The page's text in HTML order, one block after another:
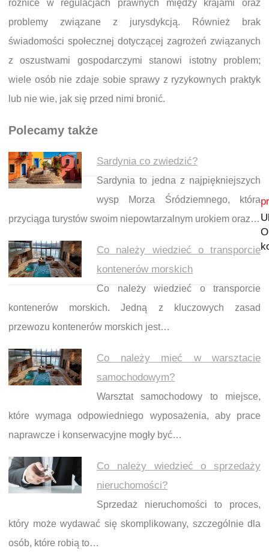
różnice w regulacjach prawnych między krajami oraz
problemy związane z jurysdykcją. Również brak
świadomości społecznej dotyczącej zagrożeń związanych
z oszustwami gospodarczymi stanowi istotny problem;
wiele osób nie zdaje sobie sprawy z ryzykownych praktyk
lub nie wie, jak się przed nimi bronić.
Polecamy także
Sardynia co zwiedzić?
Sardynia to jedna z najpiękniejszych
wysp Morza Śródziemnego, która
przyciąga turystów swoim niepowtarzalnym urokiem oraz…
Co należy wiedzieć o transporcie
kontenerów morskich
Co należy wiedzieć o transporcie
kontenerów morskich. Jedną z kluczowych zasad
przewozu kontenerów morskich jest…
Co należy mieć w warsztacie
samochodowym?
Warsztat samochodowy to miejsce,
które wymaga odpowiedniego wyposażenia, aby prace
naprawcze i konserwacyjne mogły być…
Co należy wiedzieć o sprzedaży
nieruchomości?
Sprzedaż nieruchomości to proces,
który może wydawać się skomplikowany, szczególnie dla
osób, które robią to…
Nawigacja wpisu